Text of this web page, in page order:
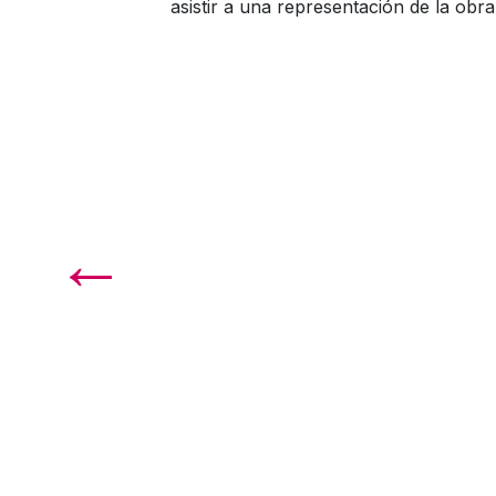
asistir a una representación de la
←